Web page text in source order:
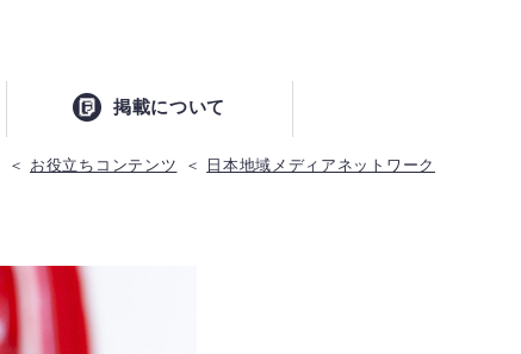
掲載について
日本地域メディアネットワーク
お役立ちコンテンツ